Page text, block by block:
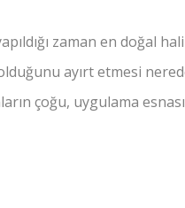
zaman en doğal
ayırt etmesi
çoğu, uygulama